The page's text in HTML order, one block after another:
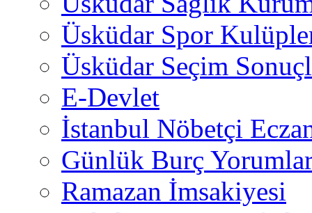
Üsküdar Spor
Üsküdar Seçim
E-Devlet
İstanbul Nöbetçi
Günlük Burç
Ramazan İmsakiyesi